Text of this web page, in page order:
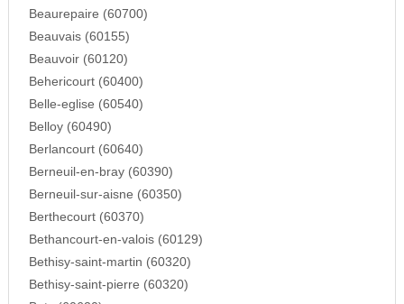
Beaurepaire (60700)
Beauvais (60155)
Beauvoir (60120)
Behericourt (60400)
Belle-eglise (60540)
Belloy (60490)
Berlancourt (60640)
Berneuil-en-bray (60390)
Berneuil-sur-aisne (60350)
Berthecourt (60370)
Bethancourt-en-valois (60129)
Bethisy-saint-martin (60320)
Bethisy-saint-pierre (60320)